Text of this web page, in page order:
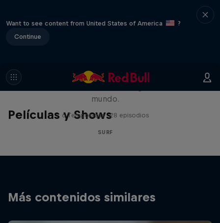
Want to see content from United States of America
?
Continue
Películas y Shows
Surf Sessions
mundo.
6 Temporadas · 28 episodios
SURF
Más contenidos similares